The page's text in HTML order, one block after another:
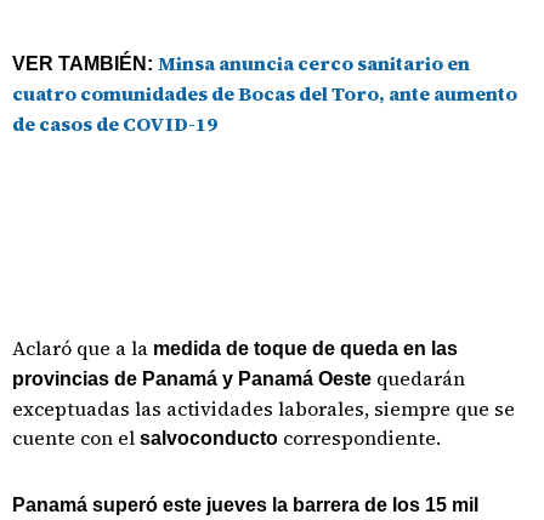
VER TAMBIÉN: Minsa anuncia cerco sanitario en
cuatro comunidades de Bocas del Toro, ante aumento
de casos de COVID-19
Aclaró que a la medida de toque de queda en las
provincias de Panamá y Panamá Oeste quedarán
exceptuadas las actividades laborales, siempre que se
cuente con el salvoconducto correspondiente.
Panamá superó este jueves la barrera de los 15 mil